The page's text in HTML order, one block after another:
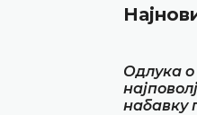
Одлука о
набавку